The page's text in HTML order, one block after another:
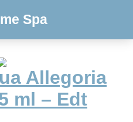
Spa
Allegoria
ml – Edt